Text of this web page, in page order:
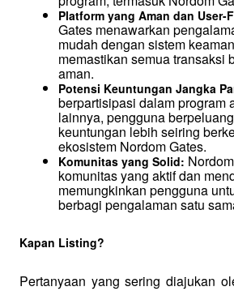
Platform yang Aman dan User-
Gates menawarkan
mudah dengan sistem
memastikan semua transaksi
aman.
Potensi Keuntungan Jangka
berpartisipasi dalam program
lainnya, pengguna
keuntungan lebih seiring
ekosistem Nordom Gates.
Komunitas yang Solid:
komunitas yang aktif dan
memungkinkan pengguna
berbagi pengalaman satu
Kapan Listing?
Pertanyaan yang sering diajukan